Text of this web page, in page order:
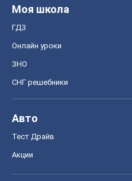
Моя школа
ГДЗ
Онлайн уроки
ЗНО
СНГ решебники
Авто
Тест Драйв
Акции